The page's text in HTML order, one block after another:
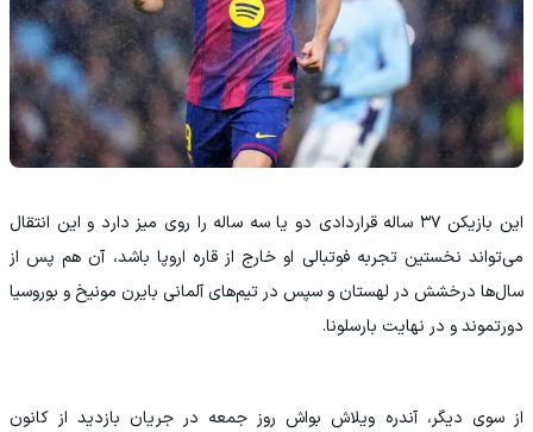
این بازیکن ۳۷ ساله قراردادی دو یا سه ساله را روی میز دارد و این انتقال
می‌تواند نخستین تجربه فوتبالی او خارج از قاره اروپا باشد، آن هم پس از
سال‌ها درخشش در لهستان و سپس در تیم‌های آلمانی بایرن مونیخ و بوروسیا
دورتموند و در نهایت بارسلونا.
از سوی دیگر، آندره ویلاش بواش روز جمعه در جریان بازدید از کانون